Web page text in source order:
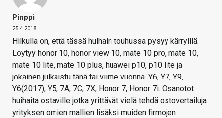
Pinppi
25.4.2018
Hilkulla on, että tässä huihain touhussa pysyy kärryillä.
Löytyy honor 10, honor view 10, mate 10 pro, mate 10,
mate 10 lite, mate 10 plus, huawei p10, p10 lite ja
jokainen julkaistu tänä tai viime vuonna. Y6, Y7, Y9,
Y6(2017), Y5, 7A, 7C, 7X, Honor 7, Honor 7i. Osanotot
huihaita ostaville jotka yrittävät vielä tehdä ostovertailuja
yrityksen omien mallien lisäksi muiden firmojen